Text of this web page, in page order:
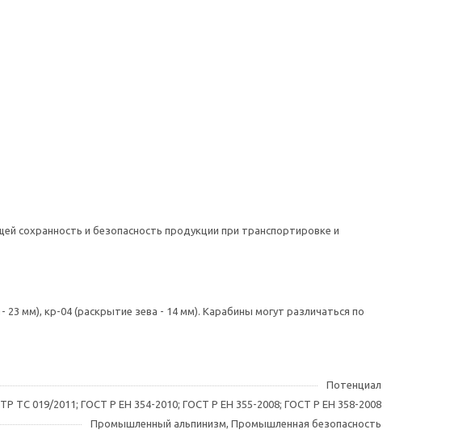
сохранность и безопасность продукции при транспортировке и
мм), кр-04 (раскрытие зева - 14 мм). Карабины могут различаться по
Потенциал
ТР ТС 019/2011; ГОСТ Р ЕН 354-2010; ГОСТ Р ЕН 355-2008; ГОСТ Р ЕН 358-2008
Промышленный альпинизм, Промышленная безопасность